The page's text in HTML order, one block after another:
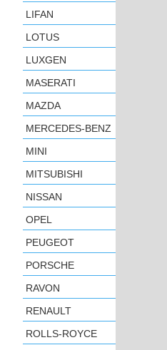
LIFAN
LOTUS
LUXGEN
MASERATI
MAZDA
MERCEDES-BENZ
MINI
MITSUBISHI
NISSAN
OPEL
PEUGEOT
PORSCHE
RAVON
RENAULT
ROLLS-ROYCE